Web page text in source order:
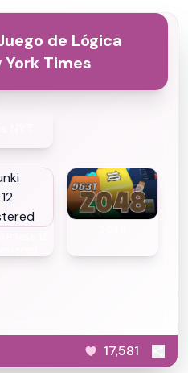
de Lógica
York Times
17,581